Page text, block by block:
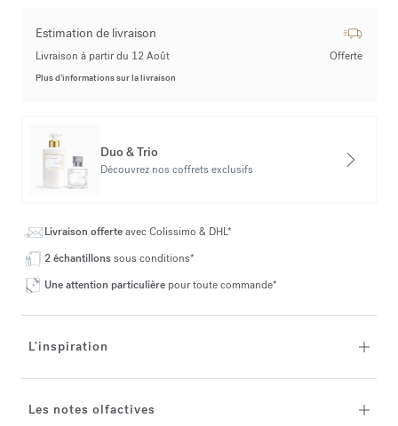
Estimation de livraison
Livraison à partir du 12 Août Offerte
Plus d’informations sur la livraison
Duo & Trio
Découvrez nos coffrets exclusifs
Livraison offerteavec Colissimo & DHL*
2 échantillonssous conditions*
Une attention particulière pour toute commande*
L'inspiration
Les notes olfactives